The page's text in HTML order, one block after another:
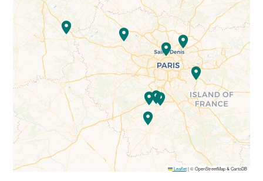
Leaflet |© OpenStreetMap & CartoDB